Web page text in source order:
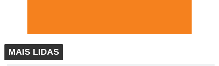
MAIS LIDAS